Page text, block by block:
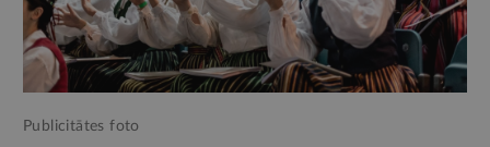
Publicitātes foto